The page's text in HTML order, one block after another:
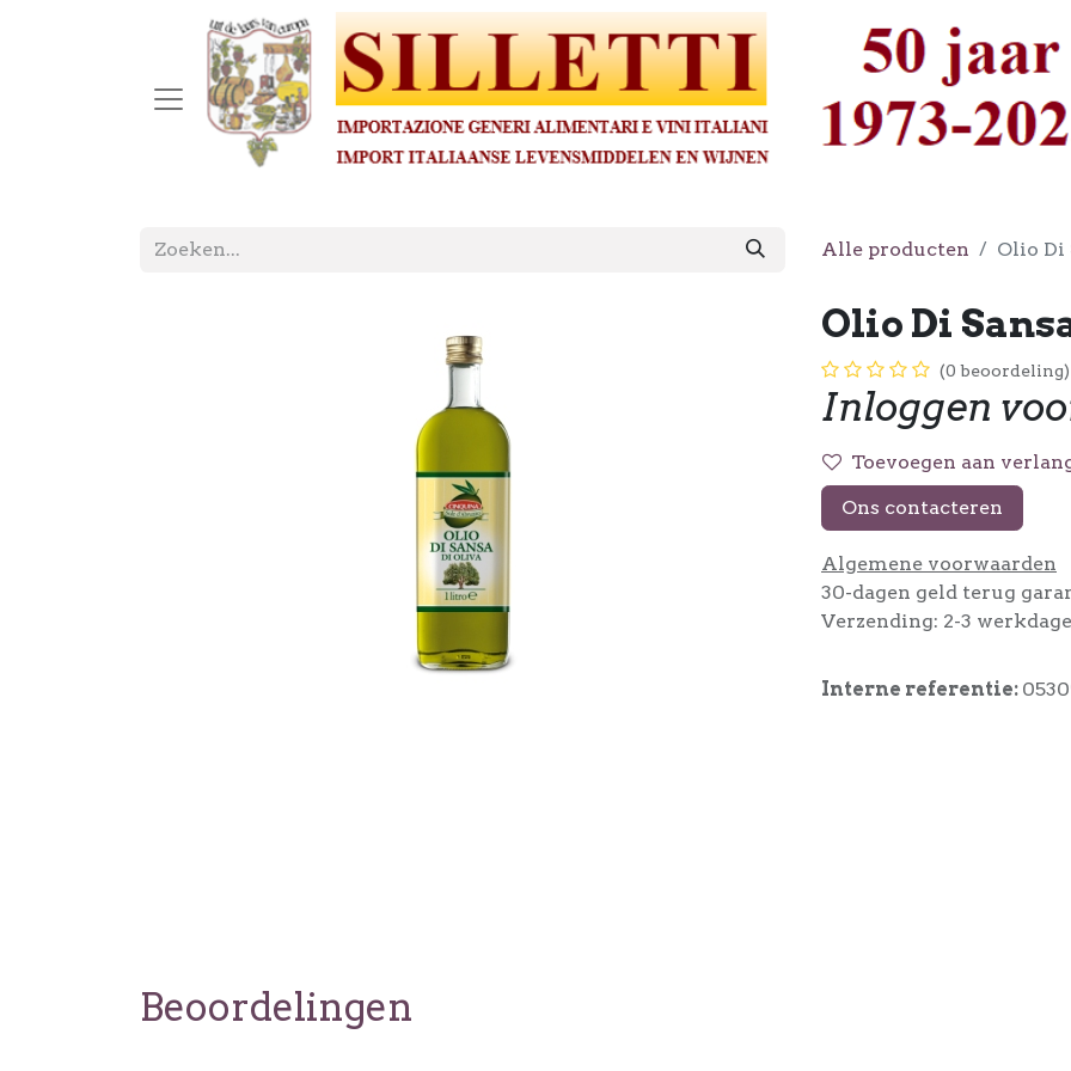
Alle producten Olio Di
Olio Di
(0 beoordeling)
Inloggen
Toevoegen aan
Ons contacteren
Algemene voorwaarden
30-dagen geld terug
Verzending: 2-3
Interne referentie:
Beoordelingen